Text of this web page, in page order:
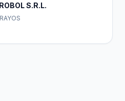
S.R.L.